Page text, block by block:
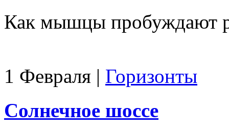
Как мышцы пробуждают
1 Февраля | Горизонты
Солнечное шоссе